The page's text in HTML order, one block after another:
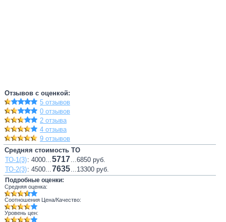
Отзывов с оценкой:
5 отзывов
0 отзывов
2 отзыва
4 отзыва
9 отзывов
Средняя стоимость ТО
ТО-1(3): 4000...5717...6850 руб.
ТО-2(3): 4500...7635...13300 руб.
Подробные оценки:
Средняя оценка:
Соотношения Цена/Качество:
Уровень цен: